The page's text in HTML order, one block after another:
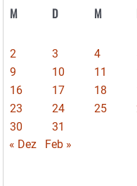
M D M
2
3 4
9
10 11
16
17 18
23
24 25
30
31
« Dez
Feb »